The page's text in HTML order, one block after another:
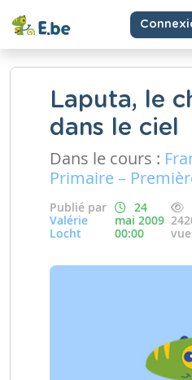
Laputa, le
dans le ciel
Dans le cours :
Primaire –
Publié par
Valérie
Locht
24
mai 2009
00:00